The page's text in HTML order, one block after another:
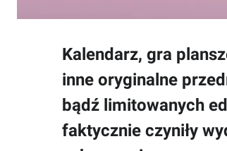
Kalendarz, gra
inne oryginalne
bądź limitowanych
faktycznie czyniły